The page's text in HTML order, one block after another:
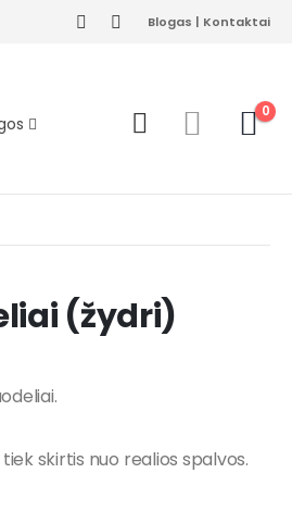
Blogas | Kontaktai
0
(žydri)
skirtis nuo realios spalvos.